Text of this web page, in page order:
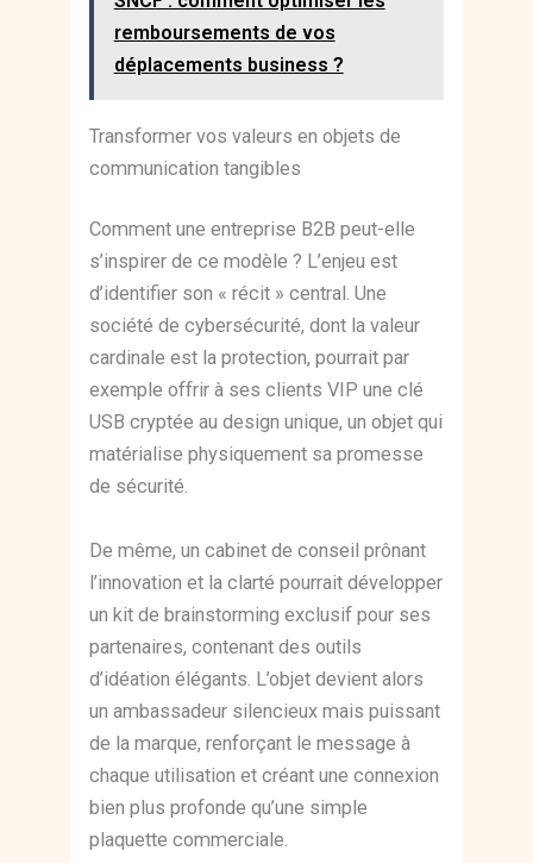
remboursements de vos
déplacements business ?
Transformer vos valeurs en objets de
communication tangibles
Comment une entreprise B2B peut-elle
s’inspirer de ce modèle ? L’enjeu est
d’identifier son « récit » central. Une
société de cybersécurité, dont la valeur
cardinale est la protection, pourrait par
exemple offrir à ses clients VIP une clé
USB cryptée au design unique, un objet qui
matérialise physiquement sa promesse
de sécurité.
De même, un cabinet de conseil prônant
l’innovation et la clarté pourrait développer
un kit de brainstorming exclusif pour ses
partenaires, contenant des outils
d’idéation élégants. L’objet devient alors
un ambassadeur silencieux mais puissant
de la marque, renforçant le message à
chaque utilisation et créant une connexion
bien plus profonde qu’une simple
plaquette commerciale.